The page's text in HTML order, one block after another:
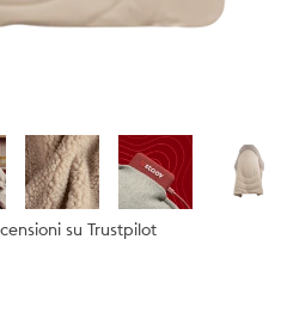
su Trustpilot